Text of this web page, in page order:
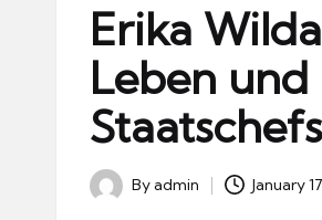
Erika
Leben
Staatschefs
Posted
Byadmin January